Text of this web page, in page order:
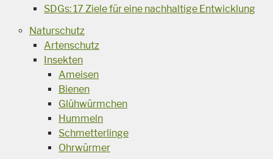
SDGs: 17 Ziele für eine nachhaltige Entwicklung
Naturschutz
Artenschutz
Insekten
Ameisen
Bienen
Glühwürmchen
Hummeln
Schmetterlinge
Ohrwürmer